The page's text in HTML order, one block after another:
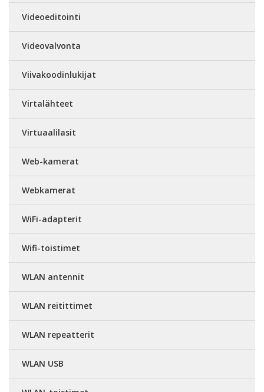
Videoeditointi
Videovalvonta
Viivakoodinlukijat
Virtalähteet
Virtuaalilasit
Web-kamerat
Webkamerat
WiFi-adapterit
Wifi-toistimet
WLAN antennit
WLAN reitittimet
WLAN repeatterit
WLAN USB